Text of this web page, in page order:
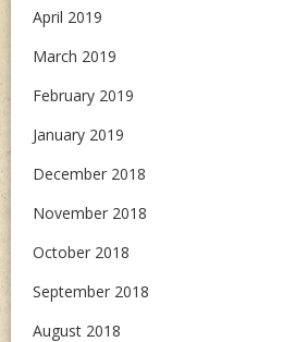
April 2019
March 2019
February 2019
January 2019
December 2018
November 2018
October 2018
September 2018
August 2018